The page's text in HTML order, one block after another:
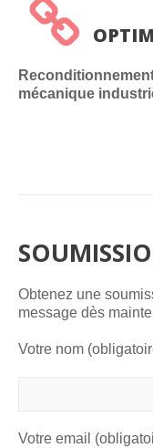
mécanique
Obtenez une
message dès
Votre nom
Votre email